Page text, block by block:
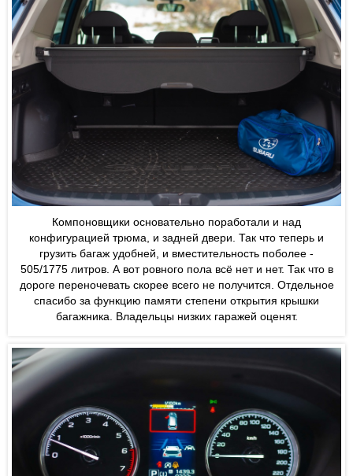
Компоновщики основательно поработали и над
конфигурацией трюма, и задней двери. Так что теперь и
грузить багаж удобней, и вместительность поболее -
505/1775 литров. А вот ровного пола всё нет и нет. Так что в
дороге переночевать скорее всего не получится. Отдельное
спасибо за функцию памяти степени открытия крышки
багажника. Владельцы низких гаражей оценят.